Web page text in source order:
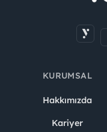
KURUMSAL
Hakkımızda
Kariyer